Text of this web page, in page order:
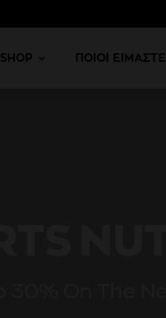
SHOP ΠΟΙΟΙ ΕΙΜΑΣΤΕ